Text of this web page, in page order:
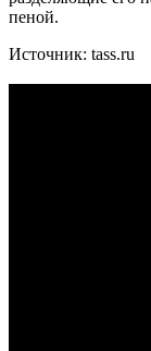
пеной.
Источник: tass.ru